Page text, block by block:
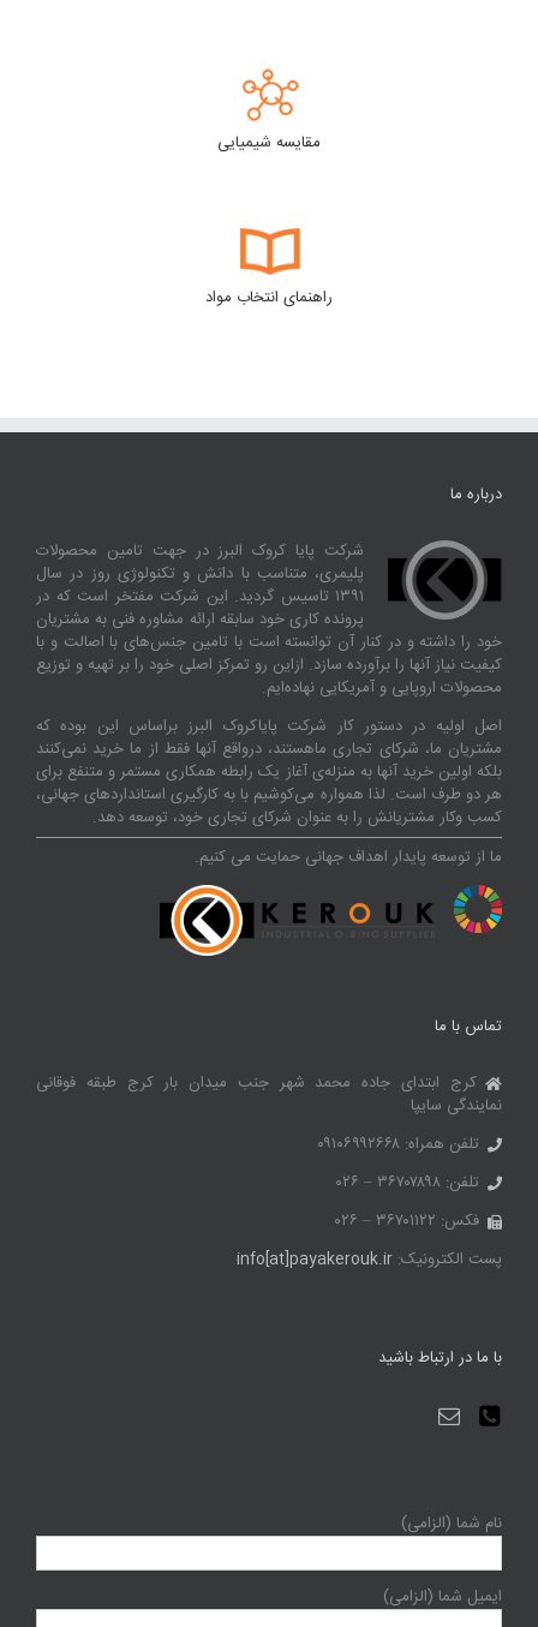
مقایسه شیمیایی
راهنمای انتخاب مواد
درباره ما
شرکت پایا کروک البرز در جهت تامین محصولات
پلیمری، متناسب با دانش و تکنولوژی روز در سال
۱۳۹۱ تاسیس گردید. این شرکت مفتخر است که در
پرونده کاری خود سابقه ارائه مشاوره فنی به مشتریان
خود را داشته و در کنار آن توانسته‌ است با تامین جنس‌های با اصالت و با
کیفیت نیاز آنها را برآورده سازد. ازاین‌ رو تمرکز اصلی خود را بر تهیه و توزیع
محصولات اروپایی و آمریکایی نهاده‌ایم.
اصل اولیه در دستور کار شرکت پایاکروک البرز براساس این بوده که
مشتریان ما، شرکای تجاری ماهستند، درواقع آنها فقط از ما خرید نمی‌کنند
بلکه اولین خرید آنها به منزله‌ی آغاز یک رابطه همکاری مستمر و متنفع برای
هر دو طرف است. لذا همواره می‌کوشیم با به کارگیری استانداردهای جهانی،
کسب‌ و‌کار مشتریانش را به عنوان شرکای تجاری خود، توسعه دهد.
ما از توسعه پایدار اهداف جهانی حمایت می کنیم.
تماس با ما
کرج ابتدای جاده محمد شهر جنب میدان بار کرج طبقه فوقانی
نمایندگی سایپا
تلفن همراه: ۰۹۱۰۶۹۹۲۶۶۸
تلفن: ۳۶۷۰۷۸۹۸ – ۰۲۶
فکس: ۳۶۷۰۱۱۲۲ – ۰۲۶
پست الکترونیک: info[at]payakerouk.ir
با ما در ارتباط باشید
نام شما (الزامی)
ایمیل شما (الزامی)